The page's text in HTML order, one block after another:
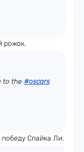
рожок.
to the #oscars
Спайка Ли.